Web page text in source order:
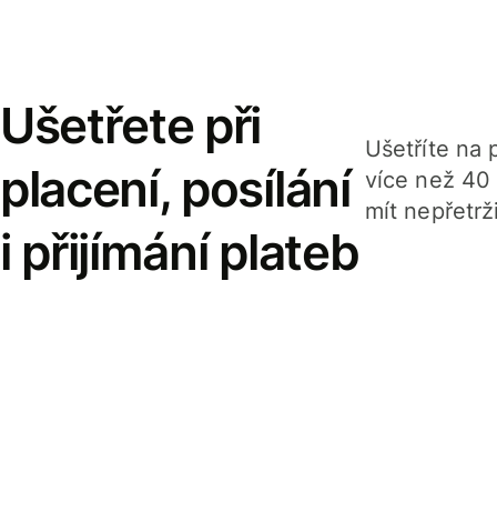
Ušetřete při
placení, posílání
i přijímání plateb
Ušetříte na
více než 40
mít